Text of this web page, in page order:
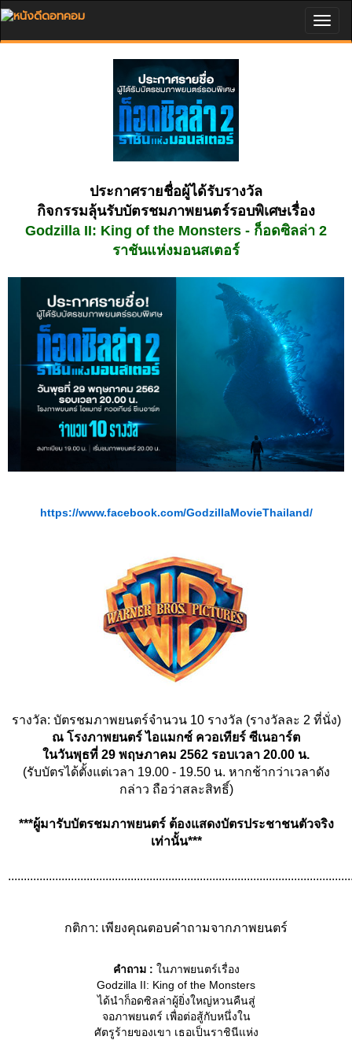
ประกาศรายชื่อผู้ได้รับรางวัล
กิจกรรมลุ้นรับบัตรชมภาพยนตร์รอบพิเศษเรื่อง
Godzilla II: King of the Monsters - ก็อดซิลล่า 2
ราชันแห่งมอนสเตอร์
https://www.facebook.com/GodzillaMovieThailand/
รางวัล: บัตรชมภาพยนตร์จำนวน 10 รางวัล (รางวัลละ 2 ที่นั่ง)
ณ โรงภาพยนตร์ ไอแมกซ์ ควอเทียร์ ซีเนอาร์ต
ในวันพุธที่ 29 พฤษภาคม 2562 รอบเวลา 20.00 น.
(รับบัตรได้ตั้งแต่เวลา 19.00 - 19.50 น. หากช้ากว่าเวลาดัง
กล่าว ถือว่าสละสิทธิ์)
***ผู้มารับบัตรชมภาพยนตร์ ต้องแสดงบัตรประชาชนตัวจริง
เท่านั้น***
กติกา: เพียงคุณตอบคำถามจากภาพยนตร์
คำถาม : ในภาพยนตร์เรื่อง
Godzilla II: King of the Monsters
ได้นำก็อดซิลล่าผู้ยิ่งใหญ่หวนคืนสู่
จอภาพยนตร์ เพื่อต่อสู้กับหนึ่งใน
ศัตรูร้ายของเขา เธอเป็นราชินีแห่ง